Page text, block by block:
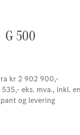
G 500
kr 2 902 900,-
eks. mva., inkl.
og levering